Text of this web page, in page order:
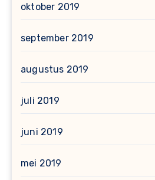
oktober 2019
september 2019
augustus 2019
juli 2019
juni 2019
mei 2019